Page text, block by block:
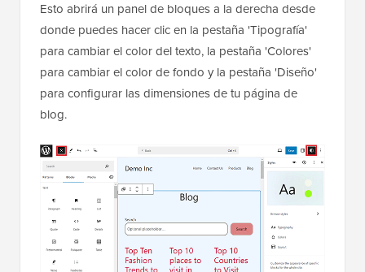
Esto abrirá un panel de bloques a la derecha desde
donde puedes hacer clic en la pestaña 'Tipografía'
para cambiar el color del texto, la pestaña 'Colores'
para cambiar el color de fondo y la pestaña 'Diseño'
para configurar las dimensiones de tu página de
blog.